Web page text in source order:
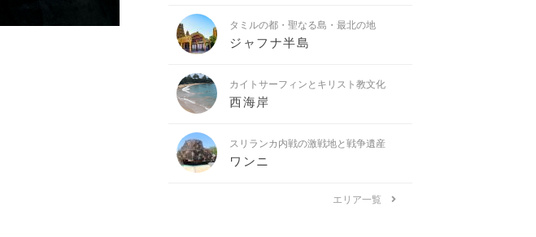
タミルの都・聖なる島・最北の地
ジャフナ半島
カイトサーフィンとキリスト教文化
西海岸
スリランカ内戦の激戦地と戦争遺産
ワンニ
エリア一覧